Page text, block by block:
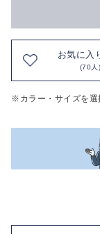
お気に入
(70人)
※カラー・サイズを選